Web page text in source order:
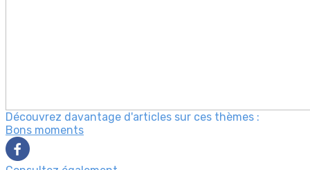
Découvrez davantage d'articles sur ces thèmes :
Bons moments